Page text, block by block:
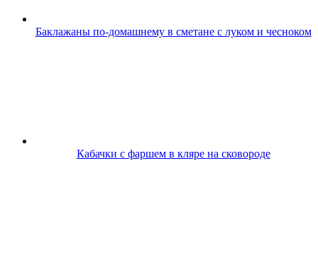
Баклажаны по-домашнему в сметане с луком и чесноком
Кабачки с фаршем в кляре на сковороде